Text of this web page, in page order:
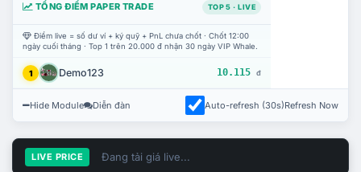
TỔNG ĐIỂM PAPER TRADE TOP 5 · LIVE
Điểm live = số dư ví + ký quỹ + PnL chưa chốt · Chốt 12:00
ngày cuối tháng · Top 1 trên 20.000 đ nhận 30 ngày VIP Whale.
1 Demo123 10.115 đ
Hide Module Diễn đàn Auto-refresh (30s)Refresh Now
LIVE PRICE Đang tải giá live...